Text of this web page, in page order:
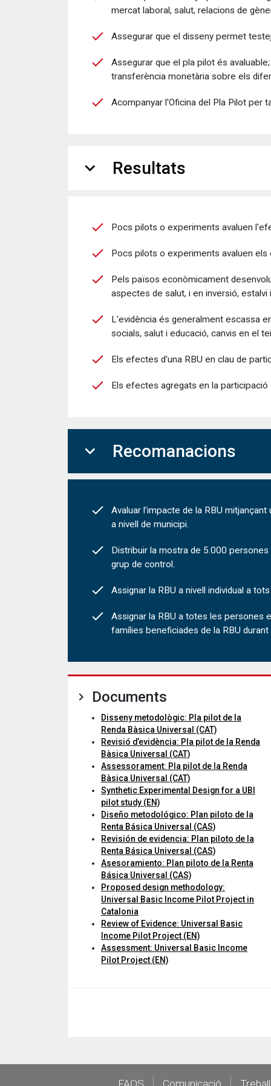
mercat laboral, salut, relacions de
Assegurar que el disseny permet
Assegurar que el pla pilot és
transferència monetària sobre els
Acompanyar l'Oficina del Pla Pilot per
expand_more Resultats
Pocs pilots o experiments avaluen
Pocs pilots o experiments avaluen
Pels països econòmicament
aspectes de salut, i en inversió, estalvi
L'evidència és generalment escassa
socials, salut i educació, canvis en el
Els efectes d'una RBU en clau de
Els efectes agregats en la
expand_more Recomanacions
Avaluar l’impacte de la RBU
a nivell de municipi.
Distribuir la mostra de 5.000
grup de control.
Assignar la RBU a nivell individual a
Assignar la RBU a totes les persones
famílies beneficiades de la RBU durant
Documents
Disseny metodològic: Pla pilot de la
Renda Bàsica Universal (CAT)
Revisió d’evidència: Pla pilot de la Renda
Bàsica Universal (CAT)
Assessorament: Pla pilot de la Renda
Bàsica Universal (CAT)
Synthetic Experimental Design for a UBI
pilot study (EN)
Diseño metodológico: Plan piloto de la
Renta Básica Universal (CAS)
Revisión de evidencia: Plan piloto de la
Renta Básica Universal (CAS)
Asesoramiento: Plan piloto de la Renta
Básica Universal (CAS)
Proposed design methodology:
Universal Basic Income Pilot Project in
Catalonia
Review of Evidence: Universal Basic
Income Pilot Project (EN)
Assessment: Universal Basic Income
Pilot Project (EN)
FAQS Comunicació